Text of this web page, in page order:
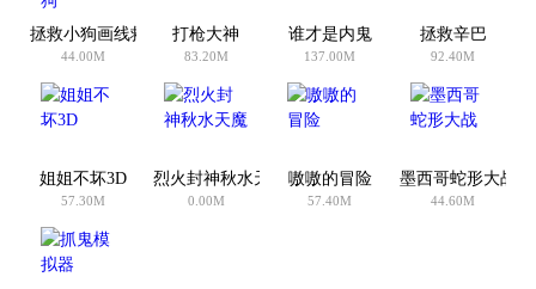
拯救小狗画线救狗狗
44.00M
打枪大神
83.20M
谁才是内鬼
137.00M
拯救辛巴
92.40M
姐姐不坏3D
57.30M
烈火封神秋水天魔
0.00M
嗷嗷的冒险
57.40M
墨西哥蛇形大战
44.60M